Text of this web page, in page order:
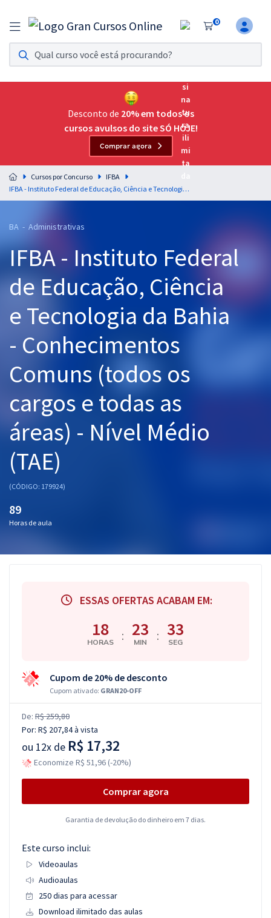
0
Assinatura Ilimitada 11
Acesso a todos os cursos. Teste grátis por 7 dias!
Assinatura OAB Até Passar
Acesso ilimitado a toda preparação para o Exame da
Residências Multiprofissionais
Preparação completa e intensiva para as principais
residências em saúde do Brasil
Cursos 20% OFF
Pós
Graduação
OAB
Conteúdo gratuito
Aprovados
Desconto de 20% em todos os
cursos avulsos do site SÓ HOJE!
Comprar agora
Cursos por Concurso
IFBA
IFBA - Instituto Federal de Educação, Ciência e Tecnologia da Bahia - Conhecimentos Comuns (todos os cargos e todas as áreas) - Nível Médio (TAE)
BA - Administrativas
IFBA - Instituto Federal
de Educação, Ciência
e Tecnologia da Bahia
- Conhecimentos
Comuns (todos os
cargos e todas as
áreas) - Nível Médio
(TAE)
(CÓDIGO: 179924)
89
Horas de aula
ESSAS OFERTAS ACABAM EM:
18
HORAS : 23
MIN : 32
SEG
Cupom de 20% de desconto
Cupom ativado: GRAN20-OFF
De: R$ 259,80
Por: R$ 207,84à vista
ou 12x de R$ 17,32
Economize R$ 51,96 (-20%)
Comprar agora
Garantia de devolução do dinheiro em 7 dias.
Este curso inclui:
Videoaulas
Audioaulas
250 dias para acessar
Download ilimitado das aulas